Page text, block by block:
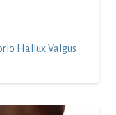
Hallux Valgus